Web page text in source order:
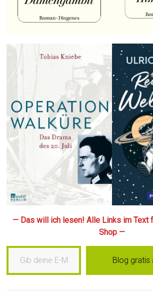
— Das will ich lesen! Alle Links im Text
Shop —
Gib deine E-Mail-Adresse ein …
Blog gratis